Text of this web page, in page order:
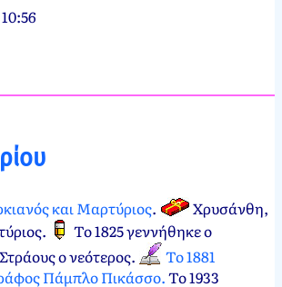
10:56
και Μαρτύριος.
Χρυσάνθη,
.
Το 1825 γεννήθηκε ο
ο νεότερος.
Το 1881
Πάμπλο Πικάσσο.Το 1933